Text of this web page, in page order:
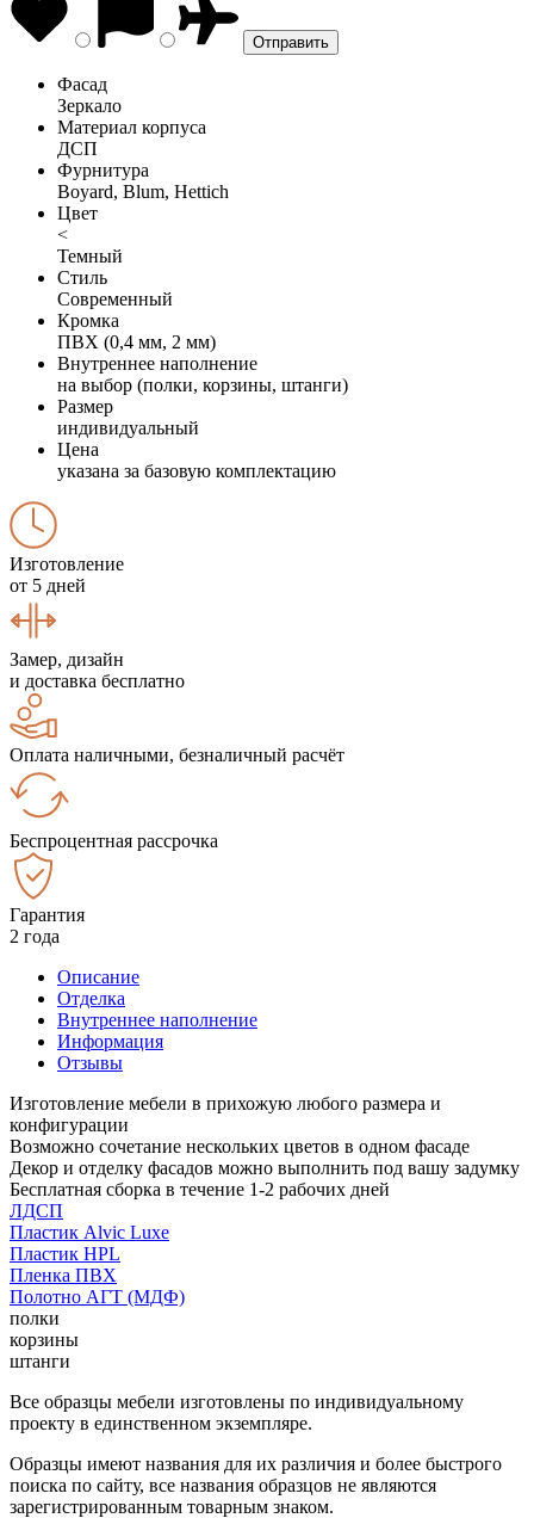
Фасад
Зеркало
Материал корпуса
ДСП
Фурнитура
Boyard, Blum, Hettich
Цвет
<
Темный
Стиль
Современный
Кромка
ПВХ (0,4 мм, 2 мм)
Внутреннее наполнение
на выбор (полки, корзины, штанги)
Размер
индивидуальный
Цена
указана за базовую комплектацию
Изготовление
от 5 дней
Замер, дизайн
и доставка бесплатно
Оплата наличными, безналичный расчёт
Беспроцентная рассрочка
Гарантия
2 года
Описание
Отделка
Внутреннее наполнение
Информация
Отзывы
Изготовление мебели в прихожую любого размера и
конфигурации
Возможно сочетание нескольких цветов в одном фасаде
Декор и отделку фасадов можно выполнить под вашу задумку
Бесплатная сборка в течение 1-2 рабочих дней
ЛДСП
Пластик Alvic Luxe
Пластик HPL
Пленка ПВХ
Полотно АГТ (МДФ)
полки
корзины
штанги
Все образцы мебели изготовлены по индивидуальному
проекту в единственном экземпляре.
Образцы имеют названия для их различия и более быстрого
поиска по сайту, все названия образцов не являются
зарегистрированным товарным знаком.